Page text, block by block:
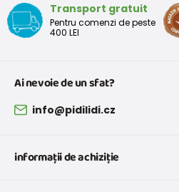
Transport gratuit
Pentru comenzi de peste
400 LEI
Ai nevoie de un sfat?
info@pidilidi.cz
informații de achiziție